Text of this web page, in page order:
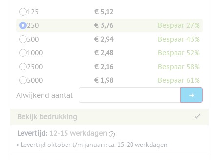
125
€ 5,12
250
€ 3,76
Bespaar 27%
500
€ 2,94
Bespaar 43%
1000
€ 2,48
Bespaar 52%
2500
€ 2,16
Bespaar 58%
5000
€ 1,98
Bespaar 61%
Afwijkend aantal
Bekijk bedrukking
Levertijd: 12-15 werkdagen
• Levertijd oktober t/m januari: ca. 15-20 werkdagen